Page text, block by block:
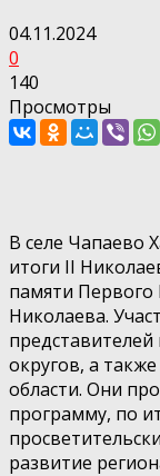
04.11.2024
0
140
Просмотры
В селе Чапаево
итоги II
памяти
Николаева.
округов, а
области. Они
программу, по
развитие